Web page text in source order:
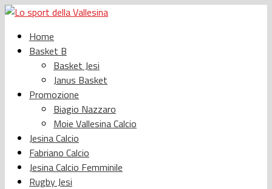
Home
Basket B
Basket Jesi
Janus Basket
Promozione
Biagio Nazzaro
Moie Vallesina Calcio
Jesina Calcio
Fabriano Calcio
Jesina Calcio Femminile
Rugby Jesi